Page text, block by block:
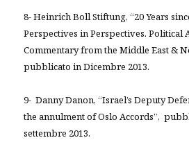
8- Heinrich Boll Stiftung, “20 Years
Perspectives in Perspectives. Political
Commentary from the Middle East &
pubblicato in Dicembre 2013.
9- Danny Danon, “Israel’s Deputy
the annulment of Oslo Accords”,
settembre 2013.